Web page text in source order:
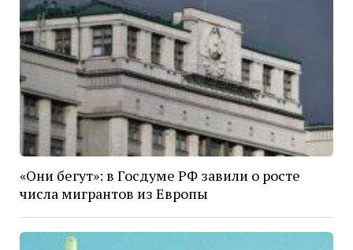
«Они бегут»: в Госдуме РФ завили о росте
числа мигрантов из Европы